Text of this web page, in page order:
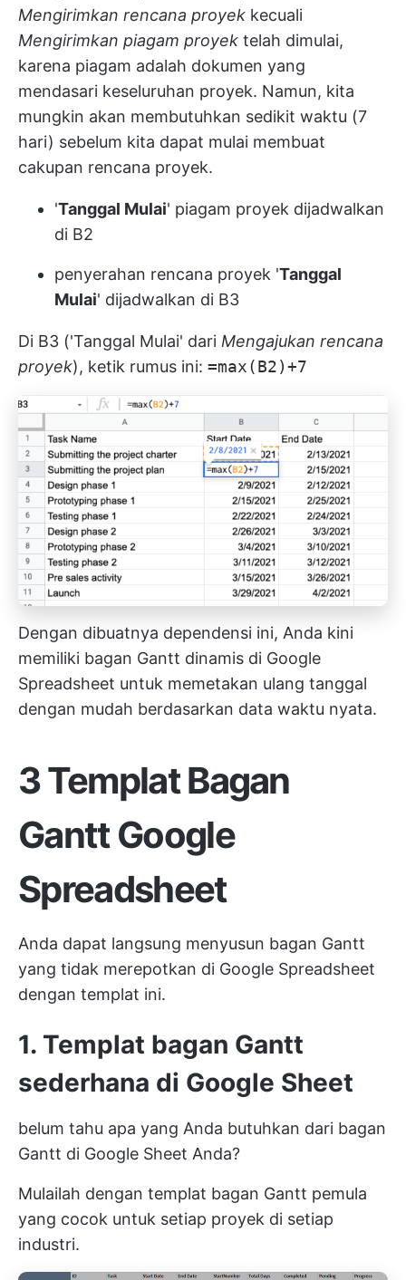
Mengirimkan rencana proyek kecuali
Mengirimkan piagam proyek telah dimulai,
karena piagam adalah dokumen yang
mendasari keseluruhan proyek. Namun, kita
mungkin akan membutuhkan sedikit waktu (7
hari) sebelum kita dapat mulai membuat
cakupan rencana proyek.
'Tanggal Mulai' piagam proyek dijadwalkan
di B2
penyerahan rencana proyek 'Tanggal
Mulai' dijadwalkan di B3
Di B3 ('Tanggal Mulai' dari Mengajukan rencana
proyek), ketik rumus ini: =max(B2)+7
Dengan dibuatnya dependensi ini, Anda kini
memiliki bagan Gantt dinamis di Google
Spreadsheet untuk memetakan ulang tanggal
dengan mudah berdasarkan data waktu nyata.
3 Templat Bagan
Gantt Google
Spreadsheet
Anda dapat langsung menyusun bagan Gantt
yang tidak merepotkan di Google Spreadsheet
dengan templat ini.
1. Templat bagan Gantt
sederhana di Google Sheet
belum tahu apa yang Anda butuhkan dari bagan
Gantt di Google Sheet Anda?
Mulailah dengan templat bagan Gantt pemula
yang cocok untuk setiap proyek di setiap
industri.